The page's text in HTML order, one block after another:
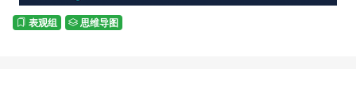
表观组 思维导图